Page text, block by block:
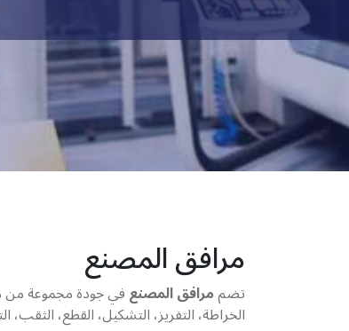
مرافق المصنع
تضممرافق المصنعفي جودة مجموعة من
الخراطة، التفريز، التشكيل، القطع،